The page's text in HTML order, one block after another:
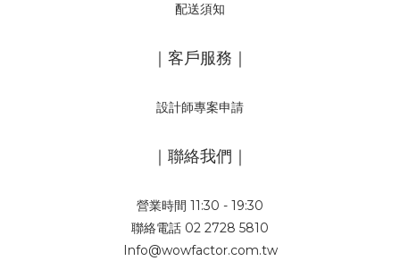
配送須知
｜客戶服務｜
設計師專案申請
｜聯絡我們｜
營業時間 11:30 - 19:30
聯絡電話 02 2728 5810
Info@wowfactor.com.tw